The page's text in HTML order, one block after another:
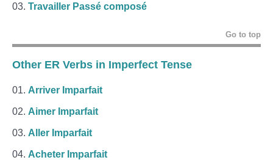
Travailler Passé composé
Go to top
Other ER Verbs in Imperfect Tense
Arriver Imparfait
Aimer Imparfait
Aller Imparfait
Acheter Imparfait